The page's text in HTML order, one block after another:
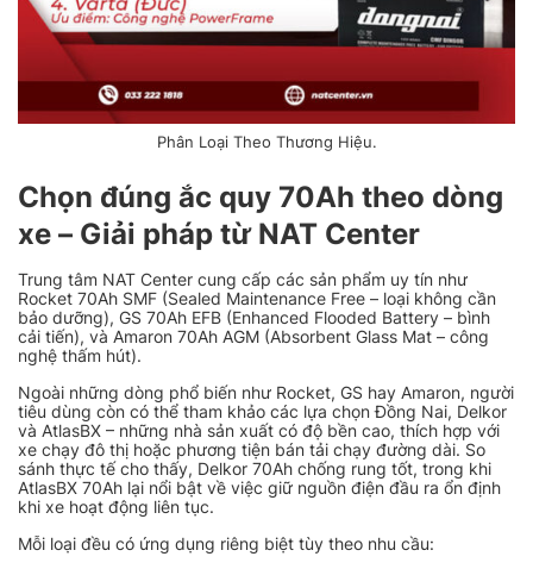
Phân Loại Theo Thương Hiệu.
Chọn đúng ắc quy 70Ah theo dòng
xe – Giải pháp từ NAT Center
Trung tâm NAT Center cung cấp các sản phẩm uy tín như
Rocket 70Ah SMF (Sealed Maintenance Free – loại không cần
bảo dưỡng), GS 70Ah EFB (Enhanced Flooded Battery – bình
cải tiến), và Amaron 70Ah AGM (Absorbent Glass Mat – công
nghệ thấm hút).
Ngoài những dòng phổ biến như Rocket, GS hay Amaron, người
tiêu dùng còn có thể tham khảo các lựa chọn Đồng Nai, Delkor
và AtlasBX – những nhà sản xuất có độ bền cao, thích hợp với
xe chạy đô thị hoặc phương tiện bán tải chạy đường dài. So
sánh thực tế cho thấy, Delkor 70Ah chống rung tốt, trong khi
AtlasBX 70Ah lại nổi bật về việc giữ nguồn điện đầu ra ổn định
khi xe hoạt động liên tục.
Mỗi loại đều có ứng dụng riêng biệt tùy theo nhu cầu: